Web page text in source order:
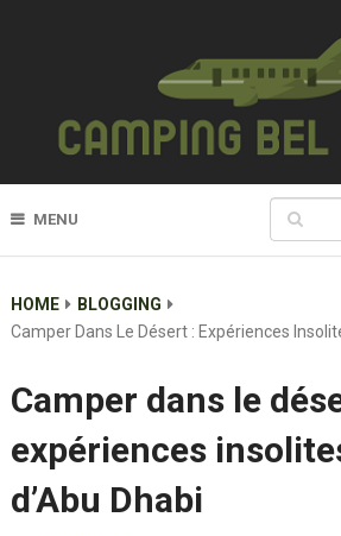
MENU
HOME
BLOGGING
Camper Dans Le Désert : Expériences
Camper dans le
expériences
d’Abu Dhabi